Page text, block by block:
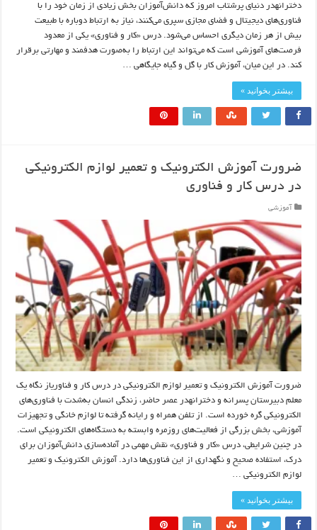
دخترانهدر دنیای پرشتاب امروز که دانش‌آموزان بخش زیادی از زمان خود را با
فناوری‌های دیجیتال و فضای مجازی سپری می‌کنند، نیاز به ارتباط دوباره با طبیعت
بیش از هر زمان دیگری احساس می‌شود. درس «کار و فناوری» یکی از معدود
فرصت‌های آموزشی است که می‌تواند این ارتباط را به‌صورت هدفمند و مهارتی برقرار
کند. در این میان، آموزش کار با گل و گیاه جایگاهی …
بیشتر بخوانید »
ضرورت آموزش الکترونیک و تعمیر لوازم الکترونیکی
در درس کار و فناوری
آموزشی
ضرورت آموزش الکترونیک و تعمیر لوازم الکترونیکی در درس کار و فناوریاز نگاه یک
معلم دبیرستان پسرانه و دخترانهدر عصر حاضر، زندگی انسان به‌شدت با فناوری‌های
الکترونیکی گره خورده است. از تلفن همراه و رایانه گرفته تا لوازم خانگی و تجهیزات
آموزشی، بخش بزرگی از فعالیت‌های روزمره وابسته به دستگاه‌های الکترونیکی است.
در چنین شرایطی، درس «کار و فناوری» نقش مهمی در آماده‌سازی دانش‌آموزان برای
درک، استفاده صحیح و نگهداری از این فناوری‌ها دارد. آموزش الکترونیک و تعمیر
لوازم الکترونیکی …
بیشتر بخوانید »